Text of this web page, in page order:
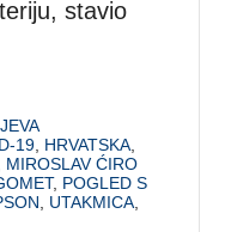
stavio
19 HRVATSKA
MIROSLAV ĆIRO
, POGLED S
UTAKMICA